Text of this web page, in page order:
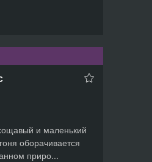
и маленький
оборачивается
приро...